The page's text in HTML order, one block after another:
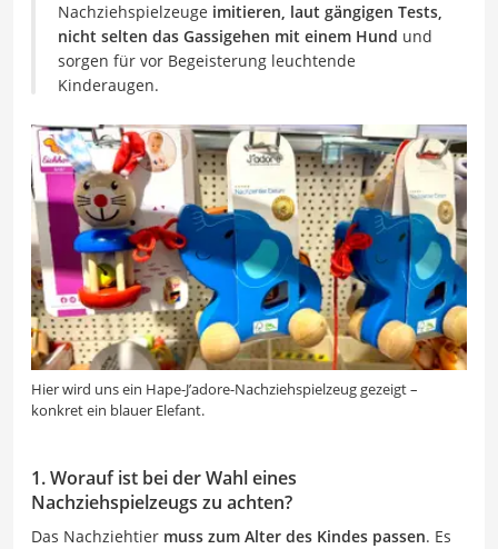
Nachziehspielzeuge imitieren, laut gängigen Tests,
nicht selten das Gassigehen mit einem Hund und
sorgen für vor Begeisterung leuchtende
Kinderaugen.
Hier wird uns ein Hape-J’adore-Nachziehspielzeug gezeigt –
konkret ein blauer Elefant.
1. Worauf ist bei der Wahl eines
Nachziehspielzeugs zu achten?
Das Nachziehtier muss zum Alter des Kindes passen. Es